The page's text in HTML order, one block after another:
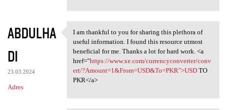
ABDULHA
DI
23.03.2024
Adres
I am thankful to you for
I am thankful to you for sharing this plethora of
useful information. I found this resource utmost
beneficial for me. Thanks a lot for hard work. <a
href="https://www.xe.com/currencyconverter/conv
ert/?Amount=1&From=USD&To=PKR">USDTO
PKR</a>